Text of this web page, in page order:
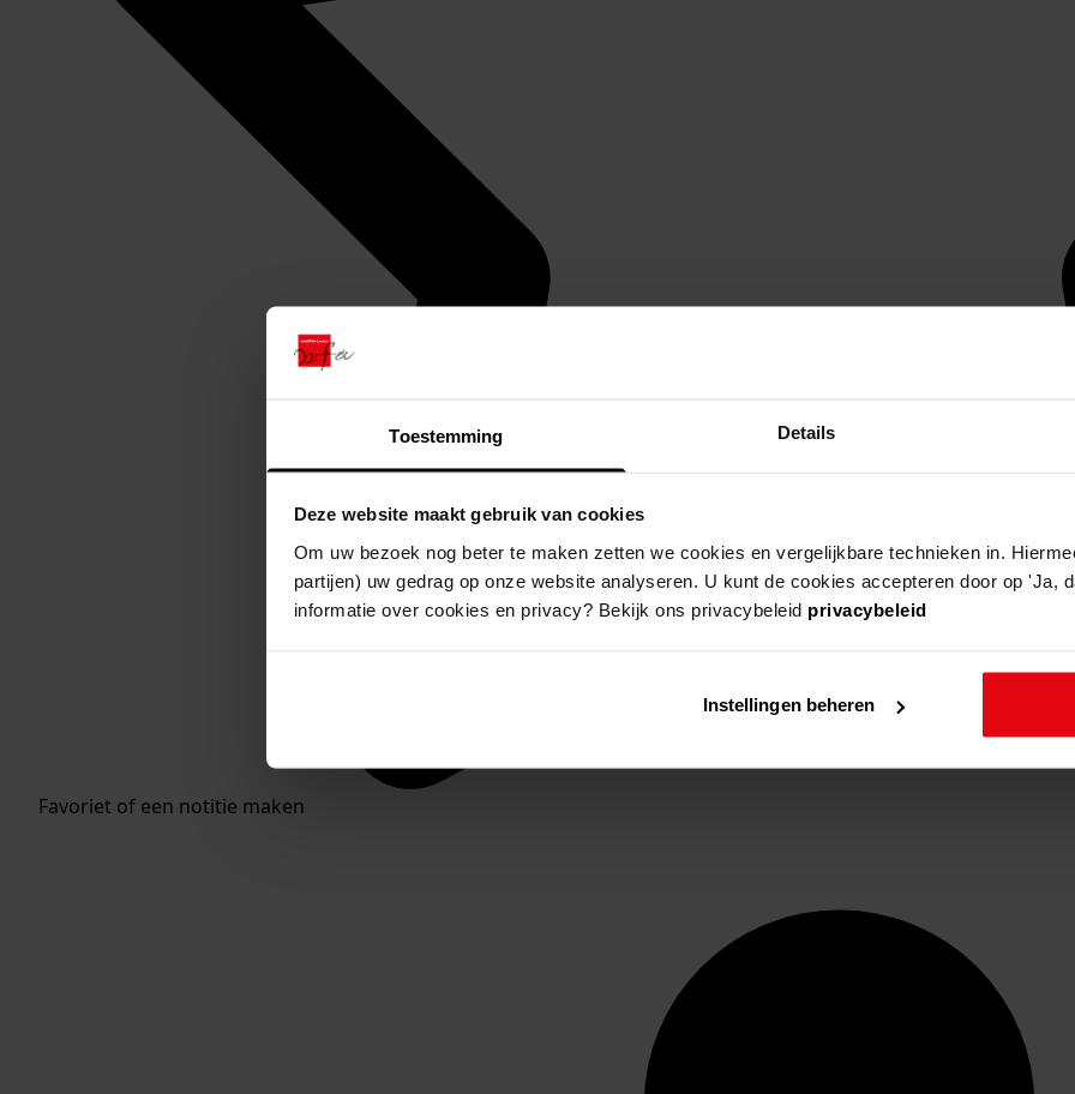
Toestemming Details
Deze website maakt gebruik van cookies
Om uw bezoek nog beter te maken zetten we cookies en vergelijkbare technieken in.
partijen) uw gedrag op onze website analyseren. U kunt de cookies accepteren door op 'Ja,
informatie over cookies en privacy? Bekijk ons privacybeleid privacybeleid
Instellingen beheren
Favoriet of een notitie maken